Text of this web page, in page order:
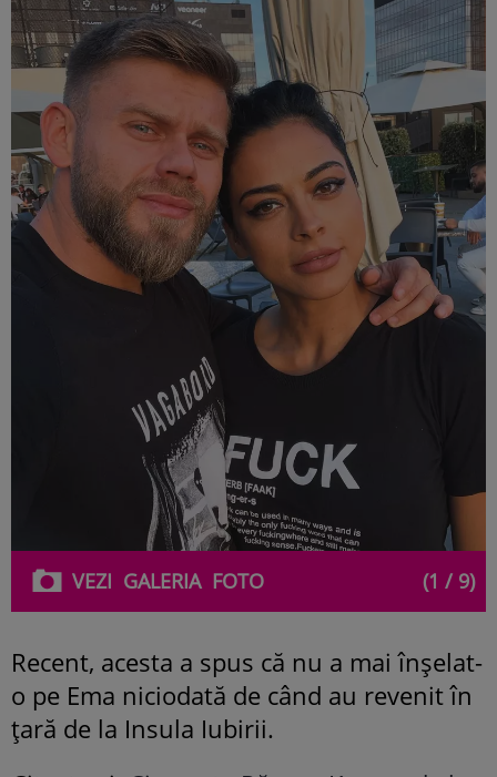
VEZI GALERIAFOTO (1 / 9)
Recent, acesta a spus că nu a mai înșelat-
o pe Ema niciodată de când au revenit în
țară de la Insula Iubirii.